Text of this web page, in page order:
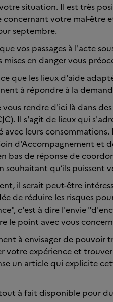
situation. Il est très
concernant votre mal-être
septembre.
vos passages à l'acte
en danger vous
que les lieux d'aide
à répondre à la
vous rendre d'ici là dans
Il s'agit de lieux qui
leurs
d'Accompagnement et
bas de réponse de
souhaitant qu’ils puissent
il serait peut-être
de réduire les risques
c'est à dire l'envie
le point avec vous
à envisager de pouvoir
votre expérience et
un article qui explicite
à fait disponible pour